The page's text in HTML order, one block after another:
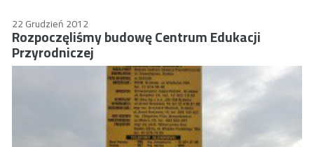
22 Grudzień 2012
Rozpoczęliśmy budowę Centrum Edukacji
Przyrodniczej